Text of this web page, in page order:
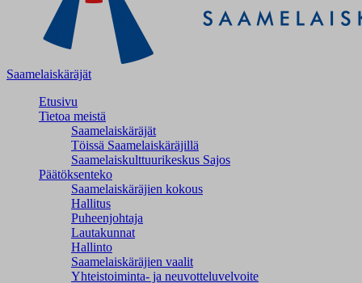
Saamelaiskäräjät
Etusivu
Tietoa meistä
Saamelaiskäräjät
Töissä Saamelaiskäräjillä
Saamelaiskulttuuri­keskus Sajos
Päätöksenteko
Saamelaiskäräjien kokous
Hallitus
Puheenjohtaja
Lautakunnat
Hallinto
Saamelaiskäräjien vaalit
Yhteistoiminta- ja neuvotteluvelvoite